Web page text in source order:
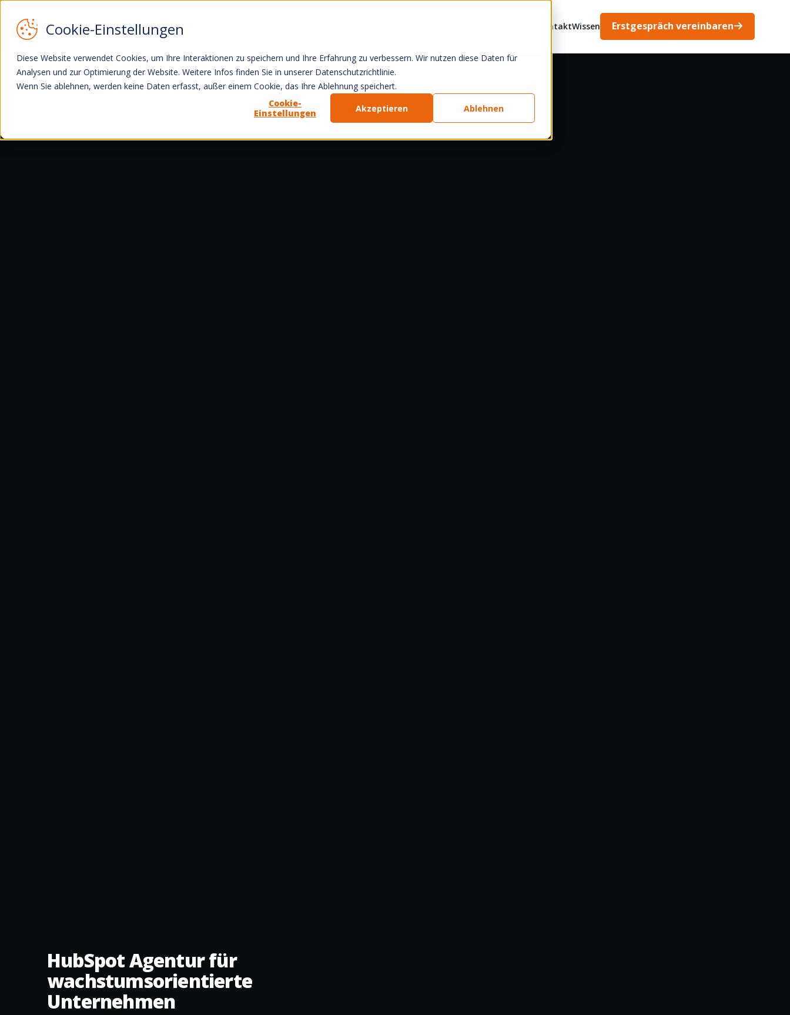
Diese Website verwendet Cookies, um Ihre Interaktionen zu speichern und Ihre Erfahrung zu verbessern. Wir nutzen diese Daten für
Analysen und zur Optimierung der Website. Weitere Infos finden Sie in unserer Datenschutzrichtlinie.
Wenn Sie ablehnen, werden keine Daten erfasst, außer einem Cookie, das Ihre Ablehnung speichert.
Cookie-
Einstellungen
Akzeptieren Ablehnen
KontaktWissen Erstgespräch vereinbaren
HubSpot Agentur für
wachstumsorientierte
Unternehmen